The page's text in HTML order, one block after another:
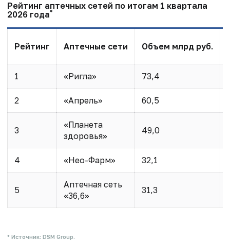
Рейтинг аптечных сетей по итогам 1 квартала
2026 года*
Рейтинг Аптечные сети Объем млрд руб.
1 «Ригла» 73,4
2 «Апрель» 60,5
3
«Планета
здоровья»
49,0
4 «Нео-Фарм» 32,1
5
Аптечная сеть
«36,6»
31,3
* Источник: DSM Group.